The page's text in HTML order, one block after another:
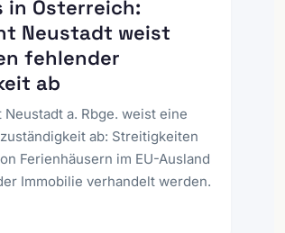
in Österreich:
Neustadt weist
fehlender
ab
a. Rbge. weist eine
ab: Streitigkeiten
Ferienhäusern im EU-Ausland
Immobilie verhandelt werden.